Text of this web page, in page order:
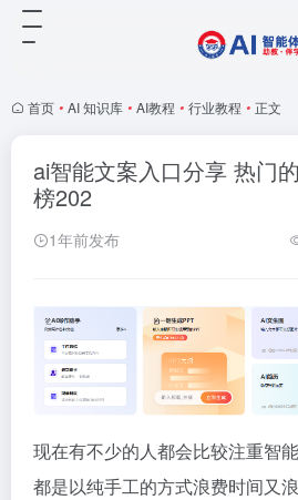
首页 • AI 知识库 • AI教程 • 行业教程 • 正文
ai智能文案入口分享 热门
榜202
1年前发布
现在有不少的人都会比较注重智
都是以纯手工的方式浪费时间又